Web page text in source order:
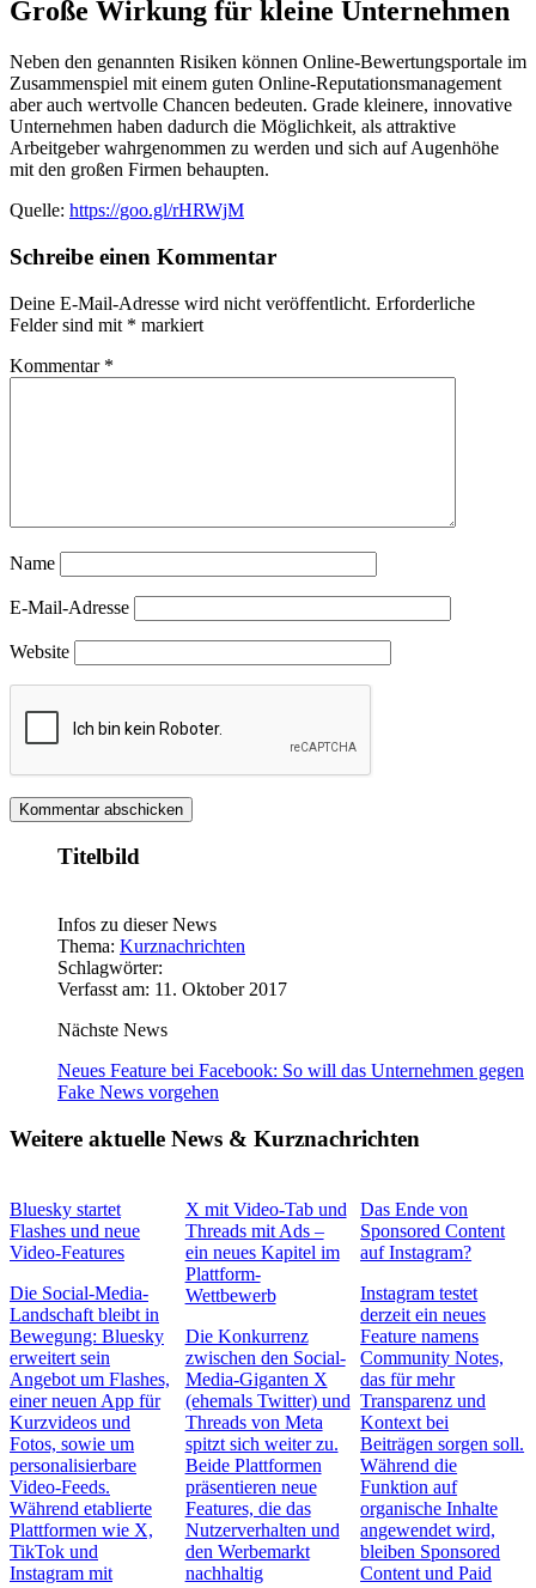
Große Wirkung für kleine Unternehmen
Neben den genannten Risiken können Online-Bewertungsportale im
Zusammenspiel mit einem guten Online-Reputationsmanagement
aber auch wertvolle Chancen bedeuten. Grade kleinere, innovative
Unternehmen haben dadurch die Möglichkeit, als attraktive
Arbeitgeber wahrgenommen zu werden und sich auf Augenhöhe
mit den großen Firmen behaupten.
Quelle: https://goo.gl/rHRWjM
Schreibe einen Kommentar
Deine E-Mail-Adresse wird nicht veröffentlicht. Erforderliche
Felder sind mit * markiert
Kommentar *
Name
E-Mail-Adresse
Website
Titelbild
Infos zu dieser News
Thema: Kurznachrichten
Schlagwörter:
Verfasst am: 11. Oktober 2017
Nächste News
Neues Feature bei Facebook: So will das Unternehmen gegen
Fake News vorgehen
Weitere aktuelle News & Kurznachrichten
Bluesky startet
Flashes und neue
Video-Features
Die Social-Media-
Landschaft bleibt in
Bewegung: Bluesky
erweitert sein
Angebot um Flashes,
einer neuen App für
Kurzvideos und
Fotos, sowie um
personalisierbare
Video-Feeds.
Während etablierte
Plattformen wie X,
TikTok und
Instagram mit
X mit Video-Tab und
Threads mit Ads –
ein neues Kapitel im
Plattform-
Wettbewerb
Die Konkurrenz
zwischen den Social-
Media-Giganten X
(ehemals Twitter) und
Threads von Meta
spitzt sich weiter zu.
Beide Plattformen
präsentieren neue
Features, die das
Nutzerverhalten und
den Werbemarkt
nachhaltig
Das Ende von
Sponsored Content
auf Instagram?
Instagram testet
derzeit ein neues
Feature namens
Community Notes,
das für mehr
Transparenz und
Kontext bei
Beiträgen sorgen soll.
Während die
Funktion auf
organische Inhalte
angewendet wird,
bleiben Sponsored
Content und Paid